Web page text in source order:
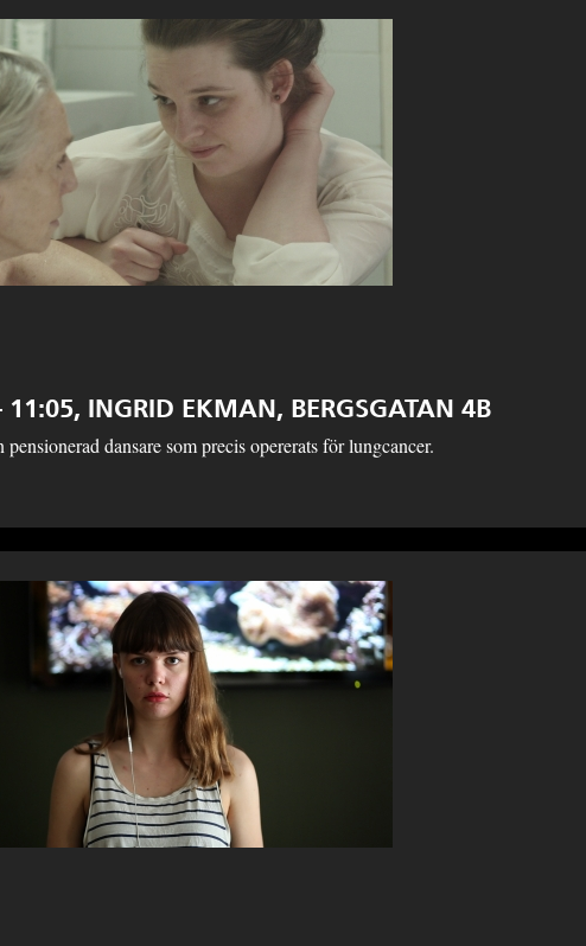
11:05, INGRID EKMAN, BERGSGATAN 4B
pensionerad dansare som precis opererats för lungcancer.